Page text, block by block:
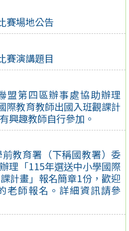
賽場地公告
賽演講題目
盟第四區辦事處協助辦理
際教育教師出國入班觀課計
興趣教師自行參加。
教育署（下稱國教署）委
理「115年選送中小學國際
計畫」報名簡章1份，歡迎
老師報名。詳細資訊請參